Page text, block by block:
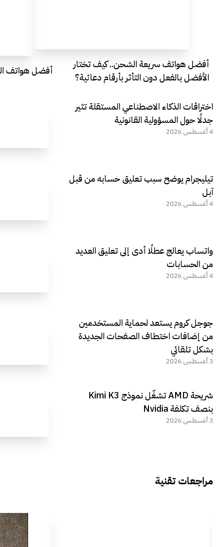
أفضل هواتف سريعة الشحن.. كيف تختار
الأفضل بالفعل دون التأثر بأرقام دعائية؟
أفضل هواتف
اختراقات الذكاء الاصطناعي المستقلة تثير
جدلًا حول المسؤولية القانونية
4 أغسطس 2026
تيليجرام يوضح سبب تعليق حسابه من قبل
آبل
4 أغسطس 2026
واتساب يعالج عطلًا أدى إلى تعليق العديد
من الحسابات
4 أغسطس 2026
جوجل كروم يستعد لحماية المستخدمين
من إضافات اختطاف الصفحات الجديدة
بشكل تلقائي
3 أغسطس 2026
شريحة AMD تشغّل نموذج Kimi K3
بنصف تكلفة Nvidia
3 أغسطس 2026
مراجعات تقنية